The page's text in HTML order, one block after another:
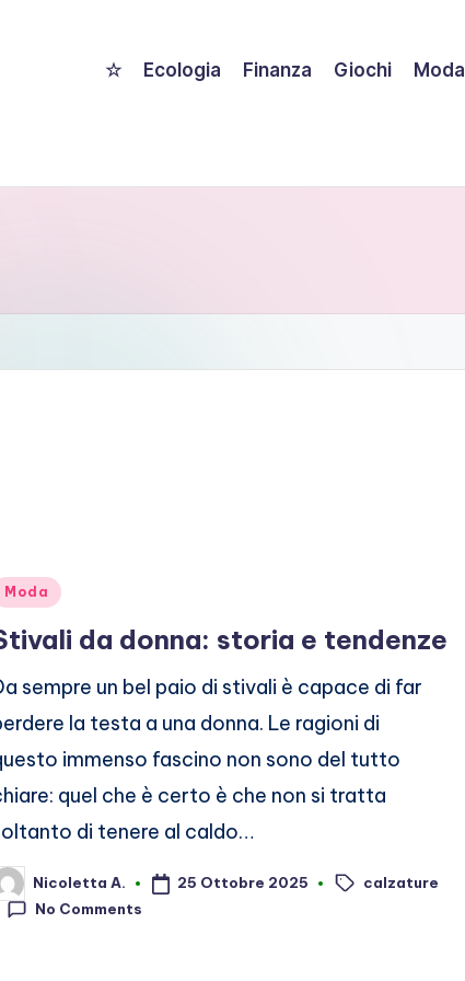
☆ Ecologia Finanza Giochi Moda
Moda
da donna: storia e tendenze
sempre un bel paio di stivali è capace di far
la testa a una donna. Le ragioni di
immenso fascino non sono del tutto
quel che è certo è che non si tratta
di tenere al caldo…
Nicoletta A. 25 Ottobre 2025
Tags:
calzature
No Comments